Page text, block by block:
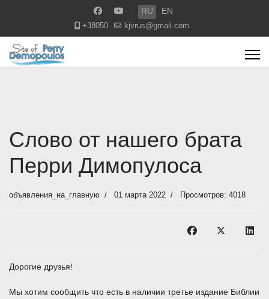
Выберите язык
RU EN
+38050 kjvrus@gmail.com
Cлово от нашего брата
Перри Димопулоса
объявления_на_главную 01 марта 2022 Просмотров: 4018
Дорогие друзья!
Мы хотим сообщить что есть в наличии третье издание Библии